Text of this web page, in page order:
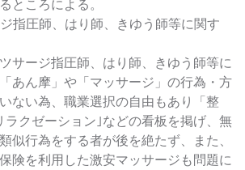
ところによる。
指圧師、はり師、きゆう師等に関す
サージ指圧師、はり師、きゆう師等に
あん摩」や「マッサージ」の行為・方
ない為、職業選択の自由もあり「整
ラクゼーション｣などの看板を掲げ、無
似行為をする者が後を絶たず、また、
険を利用した激安マッサージも問題に